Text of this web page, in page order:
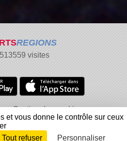
REGIONS
513559 visites
Gestion des cookies
Signaler un contenu inapproprié
Connexion
et vous donne le contrôle sur ceux
Tout refuser Personnaliser